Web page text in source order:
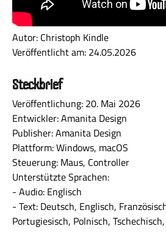
Autor: Christoph Kindle
Veröffentlicht am: 24.05.2026
Steckbrief
Veröffentlichung: 20. Mai 2026
Entwickler: Amanita Design
Publisher: Amanita Design
Plattform: Windows, macOS
Steuerung: Maus, Controller
Unterstützte Sprachen:
- Audio: Englisch
- Text: Deutsch, Englisch,
Portugiesisch, Polnisch,